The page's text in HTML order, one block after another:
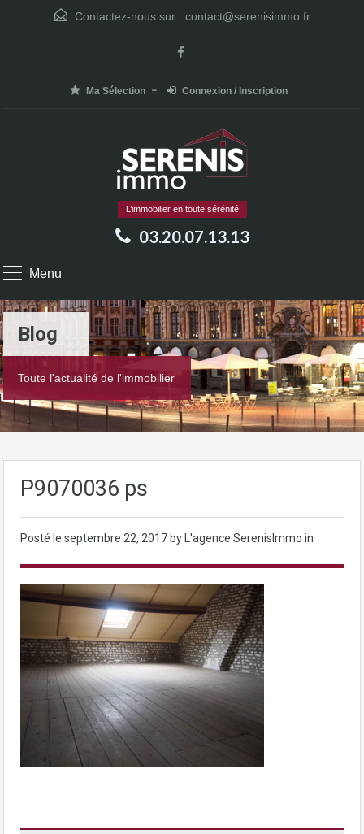
Contactez-nous sur : contact@serenisimmo.fr
Ma Sélection Connexion / Inscription
L’immobilier en toute sérénité
03.20.07.13.13
Menu
Blog
Toute l'actualité de l'immobilier
P9070036 ps
Posté le septembre 22, 2017 by L'agence SerenisImmo in